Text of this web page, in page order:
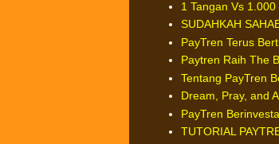
1 Tangan Vs 1.000
SUDAHKAH
PayTren Terus
Paytren Raih The
Tentang PayTren
Dream, Pray, and
PayTren
TUTORIAL